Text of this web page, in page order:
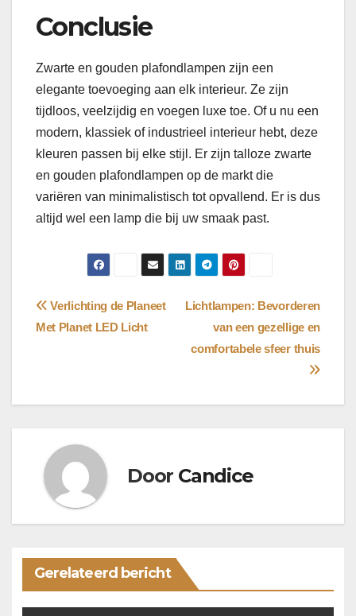
Conclusie
Zwarte en gouden plafondlampen zijn een
elegante toevoeging aan elk interieur. Ze zijn
tijdloos, veelzijdig en voegen luxe toe. Of u nu een
modern, klassiek of industrieel interieur hebt, deze
kleuren passen bij elke stijl. Er zijn talloze zwarte
en gouden plafondlampen op de markt die
variëren van minimalistisch tot opvallend. Er is dus
altijd wel een lamp die bij uw smaak past.
Bericht
Lichtlampen: Bevorderen
van een gezellige en
comfortabele sfeer thuis
Verlichting de Planeet
Met Planet LED Licht
Door Candice
Gerelateerd bericht